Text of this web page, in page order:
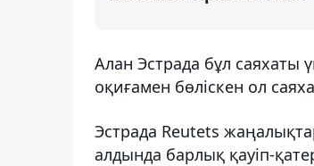
Алан Эстрада бұл саяхаты
оқиғамен бөліскен ол
Эстрада Reutets
алдында барлық қауіп-